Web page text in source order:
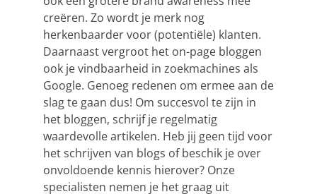
creëren. Zo wordt je merk nog
herkenbaarder voor (potentiële) klanten.
Daarnaast vergroot het on-page bloggen
ook je vindbaarheid in zoekmachines als
Google. Genoeg redenen om ermee aan de
slag te gaan dus! Om succesvol te zijn in
het bloggen, schrijf je regelmatig
waardevolle artikelen. Heb jij geen tijd voor
het schrijven van blogs of beschik je over
onvoldoende kennis hierover? Onze
specialisten nemen je het graag uit